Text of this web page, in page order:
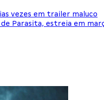
vezes em trailer maluco
Parasita, estreia em